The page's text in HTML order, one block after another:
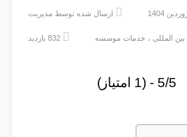
ارسال شده توسط مدیریت
المللی ، خدمات موسسه
5/5 - (1 امتیاز)